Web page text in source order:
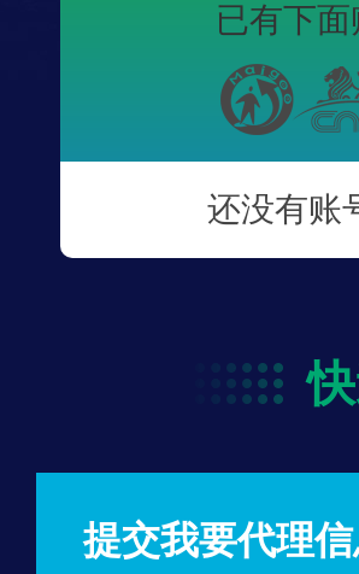
已有下面
还没有账
提交我要代理